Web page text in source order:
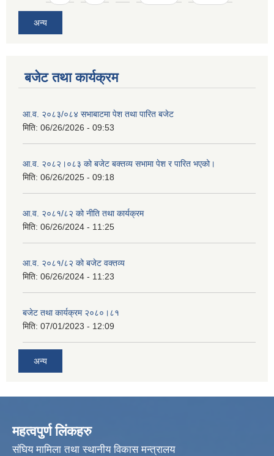
अन्य
बजेट तथा कार्यक्रम
आ.व. २०८३/०८४ सभाबाटमा पेश तथा पारित बजेट
मिति: 06/26/2026 - 09:53
आ‍.व. २०८२।०८३ को बजेट बक्तव्य सभामा पेश र पारित भएको।
मिति: 06/26/2025 - 09:18
आ.व. २०८१/८२ को नीति तथा कार्यक्रम
मिति: 06/26/2024 - 11:25
आ.व. २०८१/८२ को बजेट वक्तव्य
मिति: 06/26/2024 - 11:23
बजेट तथा कार्यक्रम २०८०।८१
मिति: 07/01/2023 - 12:09
अन्य
महत्वपुर्ण लिंकहरु
संघिय मामिला तथा स्थानीय विकास मन्त्रालय